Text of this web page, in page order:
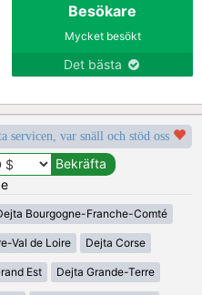
Besökare
Mycket besökt
Det bästa
servicen, var snäll och stöd oss
Bourgogne-Franche-Comté
Val de Loire Dejta Corse
Est Dejta Grande-Terre